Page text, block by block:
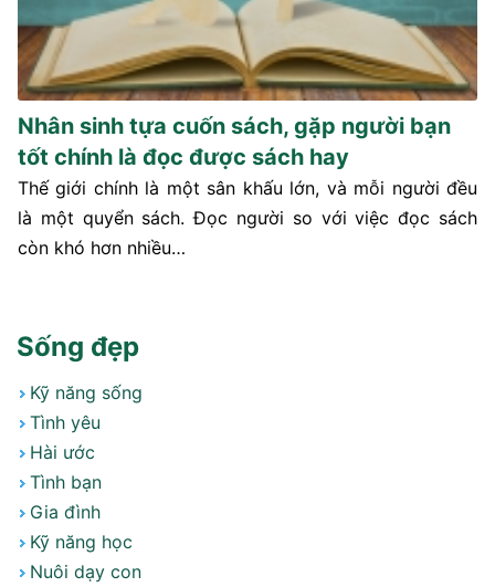
Nhân sinh tựa cuốn sách, gặp người bạn
tốt chính là đọc được sách hay
Thế giới chính là một sân khấu lớn, và mỗi người đều
là một quyển sách. Đọc người so với việc đọc sách
còn khó hơn nhiều…
Sống đẹp
Kỹ năng sống
Tình yêu
Hài ước
Tình bạn
Gia đình
Kỹ năng học
Nuôi dạy con